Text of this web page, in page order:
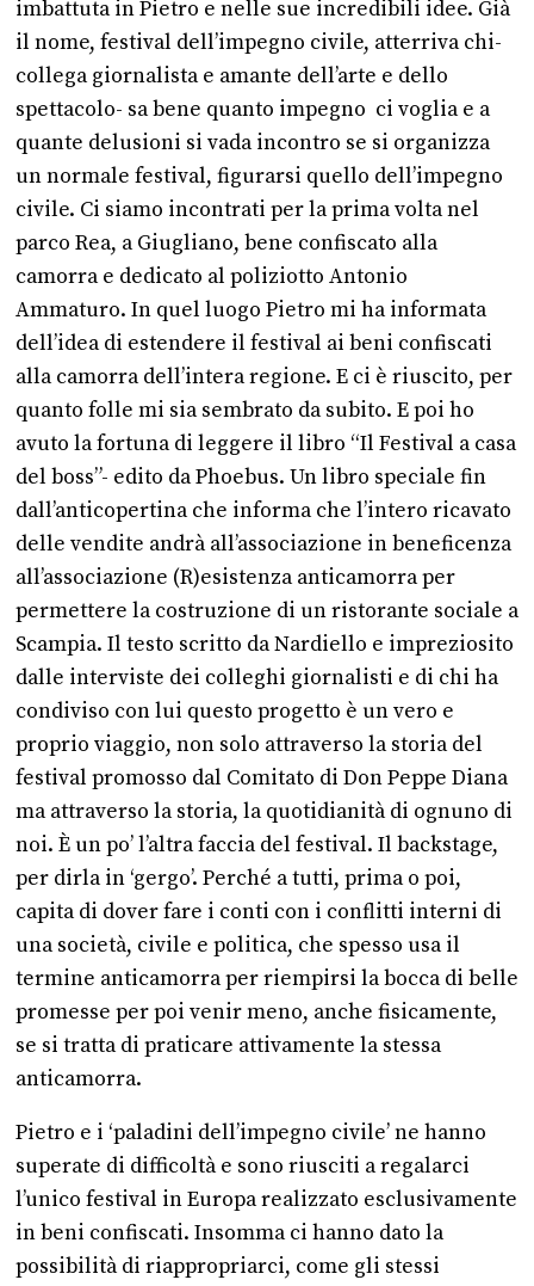
imbattuta in Pietro e nelle sue incredibili idee. Già
il nome, festival dell’impegno civile, atterriva chi-
collega giornalista e amante dell’arte e dello
spettacolo- sa bene quanto impegno ci voglia e a
quante delusioni si vada incontro se si organizza
un normale festival, figurarsi quello dell’impegno
civile. Ci siamo incontrati per la prima volta nel
parco Rea, a Giugliano, bene confiscato alla
camorra e dedicato al poliziotto Antonio
Ammaturo. In quel luogo Pietro mi ha informata
dell’idea di estendere il festival ai beni confiscati
alla camorra dell’intera regione. E ci è riuscito, per
quanto folle mi sia sembrato da subito. E poi ho
avuto la fortuna di leggere il libro “Il Festival a casa
del boss”- edito da Phoebus. Un libro speciale fin
dall’anticopertina che informa che l’intero ricavato
delle vendite andrà all’associazione in beneficenza
all’associazione (R)esistenza anticamorra per
permettere la costruzione di un ristorante sociale a
Scampia. Il testo scritto da Nardiello e impreziosito
dalle interviste dei colleghi giornalisti e di chi ha
condiviso con lui questo progetto è un vero e
proprio viaggio, non solo attraverso la storia del
festival promosso dal Comitato di Don Peppe Diana
ma attraverso la storia, la quotidianità di ognuno di
noi. È un po’ l’altra faccia del festival. Il backstage,
per dirla in ‘gergo’. Perché a tutti, prima o poi,
capita di dover fare i conti con i conflitti interni di
una società, civile e politica, che spesso usa il
termine anticamorra per riempirsi la bocca di belle
promesse per poi venir meno, anche fisicamente,
se si tratta di praticare attivamente la stessa
anticamorra.
Pietro e i ‘paladini dell’impegno civile’ ne hanno
superate di difficoltà e sono riusciti a regalarci
l’unico festival in Europa realizzato esclusivamente
in beni confiscati. Insomma ci hanno dato la
possibilità di riappropriarci, come gli stessi